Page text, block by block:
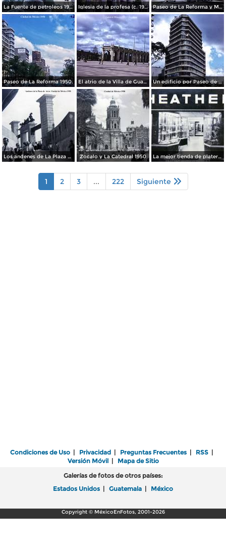
La Fuente de petroleos 1950. Iglesia de la profesa (c. 1950) Paseo de La Reforma y Mto a La Independencia 1950
Paseo de La Reforma 1950. El atrio de la Villa de Guadalupe 1950. Un edificio por Paseo de La Reforma 1950
Los andenes de La Plaza de toros Ciudad de México 1950 Zocalo y La Catedral 1950 La mejor tienda de plateria.
1 2 3 ... 222 Siguiente
Condiciones de Uso | Privacidad | Preguntas Frecuentes | RSS |
Versión Móvil| Mapa de Sitio
Galerías de fotos de otros países:
Estados Unidos | Guatemala | México
Copyright © MéxicoEnFotos, 2001-2026